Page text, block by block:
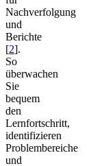
Nachverfolgung
und
Berichte
[2].
So
überwachen
Sie
bequem
den
Lernfortschritt,
identifizieren
Problembereiche
und